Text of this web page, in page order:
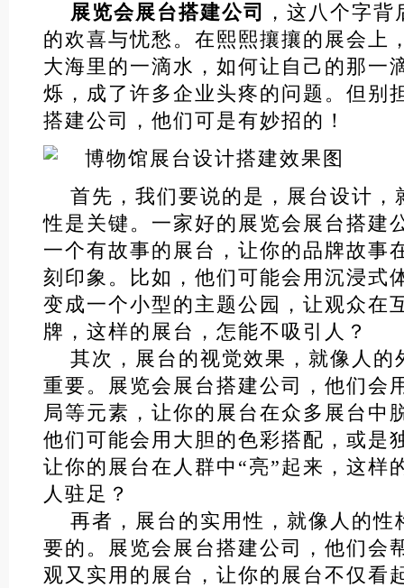
展览会展台搭建公司
，这八个字
的欢喜与忧愁。在熙熙攘攘的展会上
大海里的一滴水，如何让自己的那一
烁，成了许多企业头疼的问题。但别
搭建公司，他们可是有妙招的！
首先，我们要说的是，展台设计，
性是关键。一家好的展览会展台搭建
一个有故事的展台，让你的品牌故事
刻印象。比如，他们可能会用沉浸式
变成一个小型的主题公园，让观众在
牌，这样的展台，怎能不吸引人？
其次，展台的视觉效果，就像人的
重要。展览会展台搭建公司，他们会
局等元素，让你的展台在众多展台中
他们可能会用大胆的色彩搭配，或是
让你的展台在人群中“亮”起来，这样
人驻足？
再者，展台的实用性，就像人的性
要的。展览会展台搭建公司，他们会
观又实用的展台，让你的展台不仅看